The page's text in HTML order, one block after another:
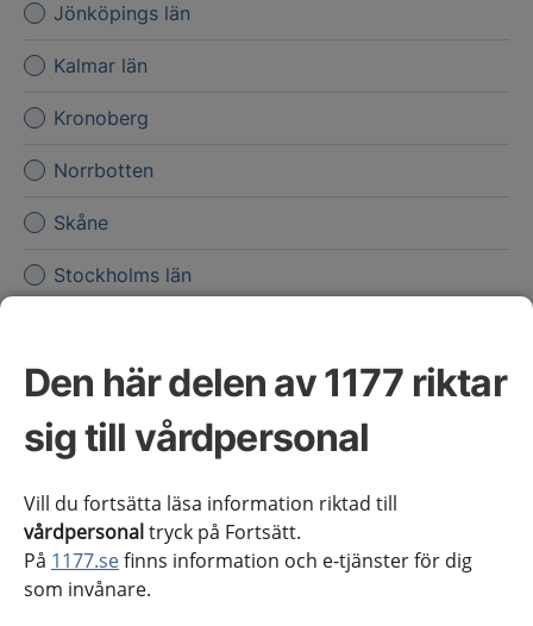
Den här delen av 1177 riktar
sig till vårdpersonal
Vill du fortsätta läsa information riktad till
vårdpersonaltryck på Fortsätt.
På 1177.sefinns information och e-tjänster för dig
som invånare.
Jönköpings län
Kalmar län
Kronoberg
Norrbotten
Skåne
Stockholms län
Uppsala län
Värmland
Västernorrland
Västmanland